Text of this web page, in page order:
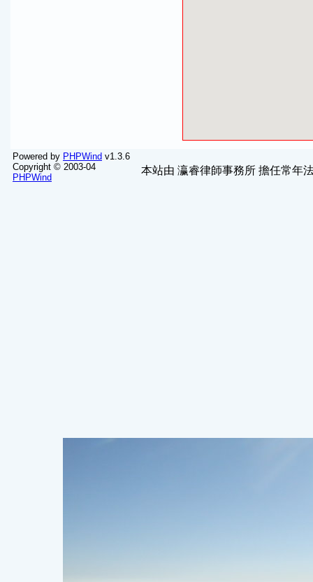
Powered by PHPWind v1.3.6
Copyright © 2003-04
PHPWind
本站由 瀛睿律師事務所 擔任常年